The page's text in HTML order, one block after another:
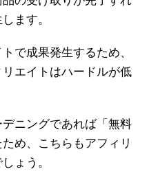
ます。
で成果発生するため、
エイトはハードルが低
ニングであれば「無料
め、こちらもアフィリ
ょう。